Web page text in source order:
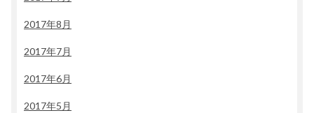
2017年8月
2017年7月
2017年6月
2017年5月